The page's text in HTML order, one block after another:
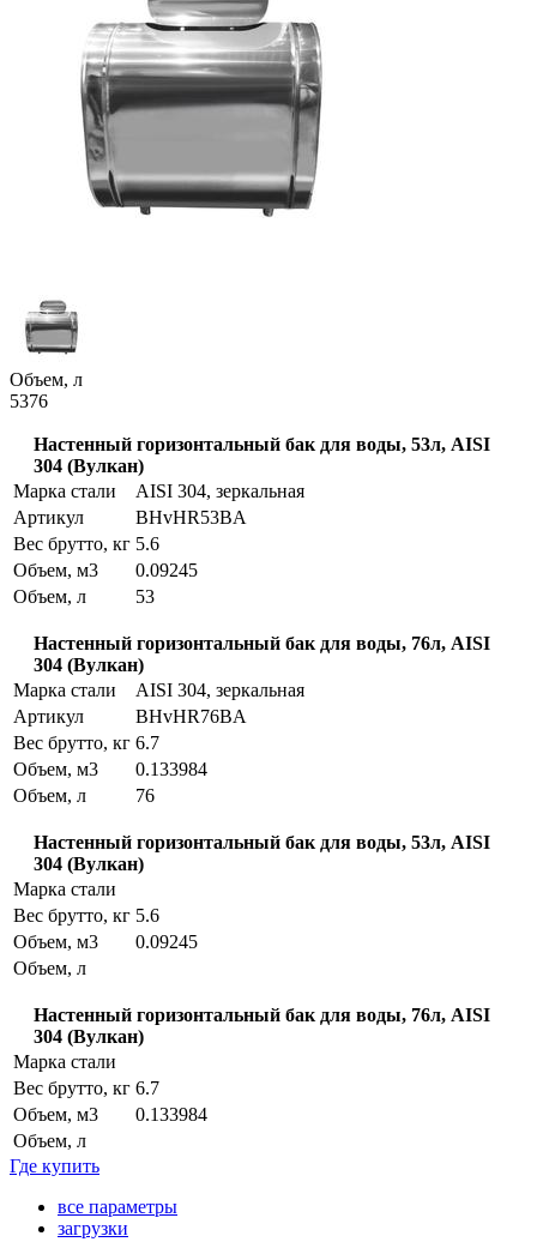
Объем, л
5376
Настенный горизонтальный бак для воды, 53л, AISI
304 (Вулкан)
Марка стали
AISI 304, зеркальная
Артикул
BHvHR53BA
Вес брутто, кг 5.6
Объем, м3
0.09245
Объем, л
53
Настенный горизонтальный бак для воды, 76л, AISI
304 (Вулкан)
Марка стали
AISI 304, зеркальная
Артикул
BHvHR76BA
Вес брутто, кг 6.7
Объем, м3
0.133984
Объем, л
76
Настенный горизонтальный бак для воды, 53л, AISI
304 (Вулкан)
Марка стали
Вес брутто, кг 5.6
Объем, м3
0.09245
Объем, л
Настенный горизонтальный бак для воды, 76л, AISI
304 (Вулкан)
Марка стали
Вес брутто, кг 6.7
Объем, м3
0.133984
Объем, л
Где купить
все параметры
загрузки